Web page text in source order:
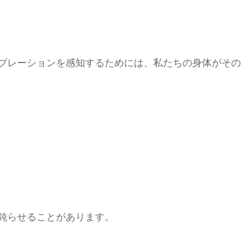
レーションを感知するためには、私たちの身体がその
せることがあります。